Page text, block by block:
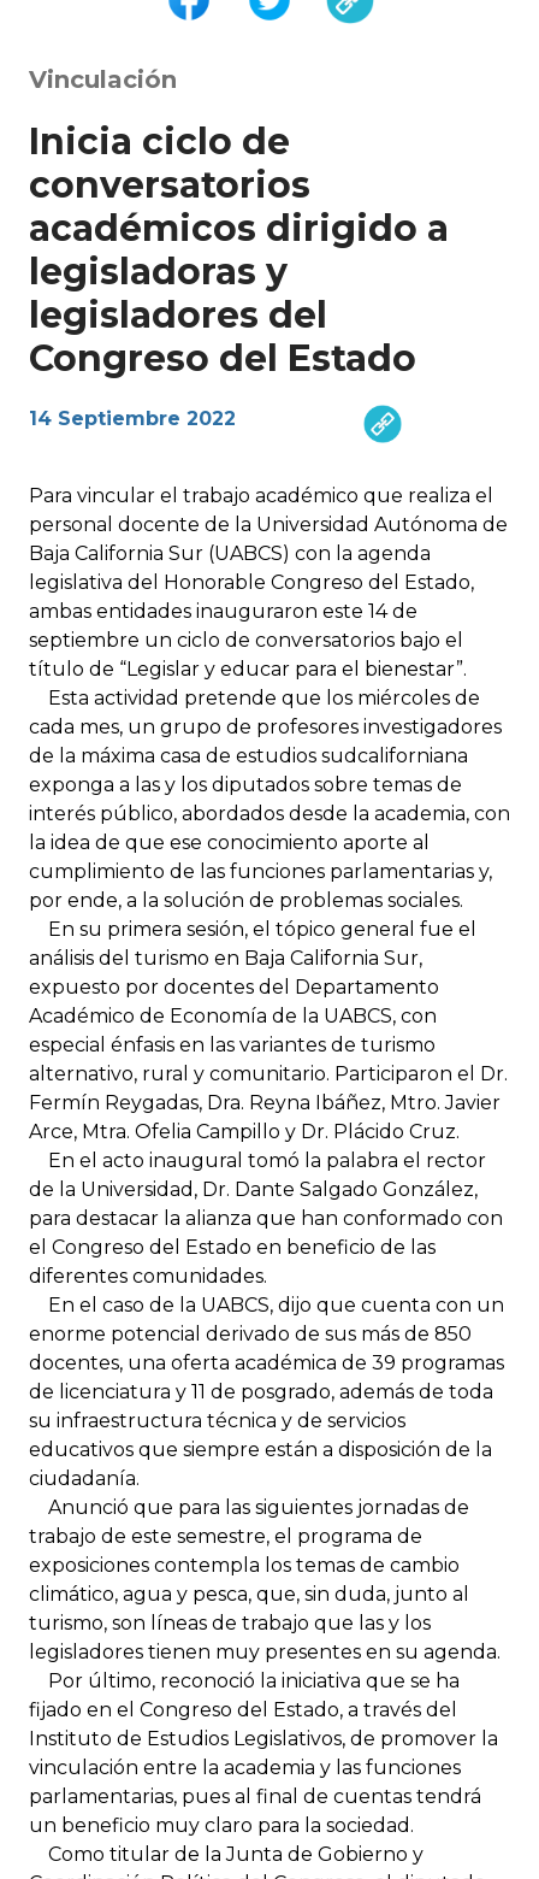
Vinculación
Inicia ciclo de
conversatorios
académicos dirigido a
legisladoras y
legisladores del
Congreso del Estado
14 Septiembre 2022
Para vincular el trabajo académico que realiza el
personal docente de la Universidad Autónoma de
Baja California Sur (UABCS) con la agenda
legislativa del Honorable Congreso del Estado,
ambas entidades inauguraron este 14 de
septiembre un ciclo de conversatorios bajo el
título de “Legislar y educar para el bienestar”.
Esta actividad pretende que los miércoles de
cada mes, un grupo de profesores investigadores
de la máxima casa de estudios sudcaliforniana
exponga a las y los diputados sobre temas de
interés público, abordados desde la academia, con
la idea de que ese conocimiento aporte al
cumplimiento de las funciones parlamentarias y,
por ende, a la solución de problemas sociales.
En su primera sesión, el tópico general fue el
análisis del turismo en Baja California Sur,
expuesto por docentes del Departamento
Académico de Economía de la UABCS, con
especial énfasis en las variantes de turismo
alternativo, rural y comunitario. Participaron el Dr.
Fermín Reygadas, Dra. Reyna Ibáñez, Mtro. Javier
Arce, Mtra. Ofelia Campillo y Dr. Plácido Cruz.
En el acto inaugural tomó la palabra el rector
de la Universidad, Dr. Dante Salgado González,
para destacar la alianza que han conformado con
el Congreso del Estado en beneficio de las
diferentes comunidades.
En el caso de la UABCS, dijo que cuenta con un
enorme potencial derivado de sus más de 850
docentes, una oferta académica de 39 programas
de licenciatura y 11 de posgrado, además de toda
su infraestructura técnica y de servicios
educativos que siempre están a disposición de la
ciudadanía.
Anunció que para las siguientes jornadas de
trabajo de este semestre, el programa de
exposiciones contempla los temas de cambio
climático, agua y pesca, que, sin duda, junto al
turismo, son líneas de trabajo que las y los
legisladores tienen muy presentes en su agenda.
Por último, reconoció la iniciativa que se ha
fijado en el Congreso del Estado, a través del
Instituto de Estudios Legislativos, de promover la
vinculación entre la academia y las funciones
parlamentarias, pues al final de cuentas tendrá
un beneficio muy claro para la sociedad.
Como titular de la Junta de Gobierno y